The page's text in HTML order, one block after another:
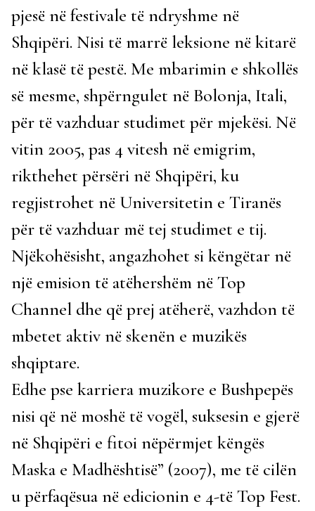
pjesë në festivale të ndryshme në
Shqipëri. Nisi të marrë leksione në kitarë
në klasë të pestë. Me mbarimin e shkollës
së mesme, shpërngulet në Bolonja, Itali,
për të vazhduar studimet për mjekësi. Në
vitin 2005, pas 4 vitesh në emigrim,
rikthehet përsëri në Shqipëri, ku
regjistrohet në Universitetin e Tiranës
për të vazhduar më tej studimet e tij.
Njëkohësisht, angazhohet si këngëtar në
një emision të atëhershëm në Top
Channel dhe që prej atëherë, vazhdon të
mbetet aktiv në skenën e muzikës
shqiptare.
Edhe pse karriera muzikore e Bushpepës
nisi që në moshë të vogël, suksesin e gjerë
në Shqipëri e fitoi nëpërmjet këngës
Maska e Madhështisë” (2007), me të cilën
u përfaqësua në edicionin e 4-të Top Fest.